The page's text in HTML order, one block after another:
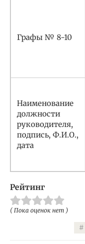
Графы № 8-10
Наименование
должности
руководителя,
подпись, Ф.И.О.,
дата
Рейтинг
( Пока оценок нет )